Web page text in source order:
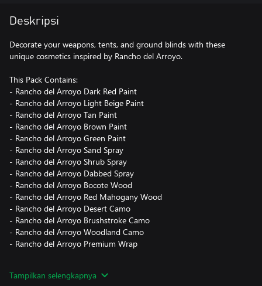
Deskripsi
Decorate your weapons, tents, and ground blinds with these
unique cosmetics inspired by Rancho del Arroyo.
This Pack Contains:
- Rancho del Arroyo Dark Red Paint
- Rancho del Arroyo Light Beige Paint
- Rancho del Arroyo Tan Paint
- Rancho del Arroyo Brown Paint
- Rancho del Arroyo Green Paint
- Rancho del Arroyo Sand Spray
- Rancho del Arroyo Shrub Spray
- Rancho del Arroyo Dabbed Spray
- Rancho del Arroyo Bocote Wood
- Rancho del Arroyo Red Mahogany Wood
- Rancho del Arroyo Desert Camo
- Rancho del Arroyo Brushstroke Camo
- Rancho del Arroyo Woodland Camo
- Rancho del Arroyo Premium Wrap
weapons, tents, and ground blinds in the game. They can be
Tampilkan selengkapnya